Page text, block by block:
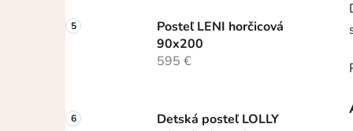
Posteľ LENI horčicová
90x200
595 €
Detská posteľ LOLLY